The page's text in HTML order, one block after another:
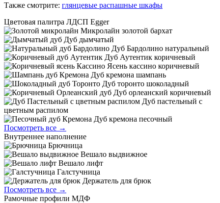
Также смотрите: глянцевые распашные шкафы
Цветовая палитра ЛДСП Egger
Микролайн золотой бархат
Дуб дымчатый
Дуб Бардолино натуральный
Дуб Аутентик коричневый
Ясень кассино коричневый
Дуб кремона шампань
Дуб торонто шоколадный
Дуб орлеанский коричневый
Дуб пастельный с
цветным распилом
Дуб кремона песочный
Посмотреть все →
Внутреннее наполнение
Брючница
Вешало выдвижное
Вешало лифт
Галстучница
Держатель для брюк
Посмотреть все →
Рамочные профили МДФ